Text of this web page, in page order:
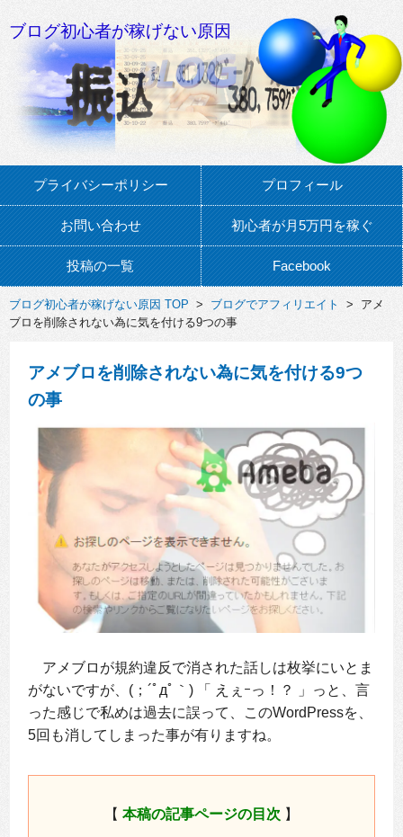
ブログ初心者が稼げない原因
プライバシーポリシー プロフィール
お問い合わせ 初心者が月5万円を稼ぐ
投稿の一覧 Facebook
ブログ初心者が稼げない原因 TOP > ブログでアフィリエイト
> アメ
ブロを削除されない為に気を付ける9つの事
アメブロを削除されない為に気を付ける9つ
の事
アメブロが規約違反で消された話しは枚挙にいとま
がないですが、(；´ﾟдﾟ｀) 「 えぇｰっ！？ 」っと、言
った感じで私めは過去に誤って、このWordPressを、
5回も消してしまった事が有りますね。
【 本稿の記事ページの目次 】